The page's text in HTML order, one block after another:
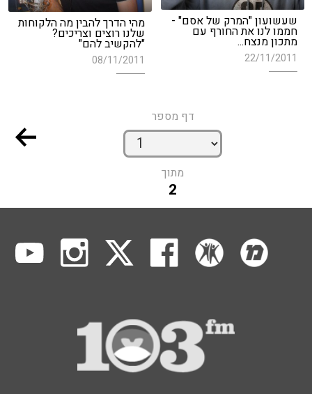
שעשועון "המרק של אסם" -
חממו לנו את החורף עם
מתכון מנצח...
22/11/2011
מהי הדרך להבין מה הלקוחות
שלנו רוצים וצריכים?
"להקשיב להם"
08/11/2011
דף מספר
מתוך
2